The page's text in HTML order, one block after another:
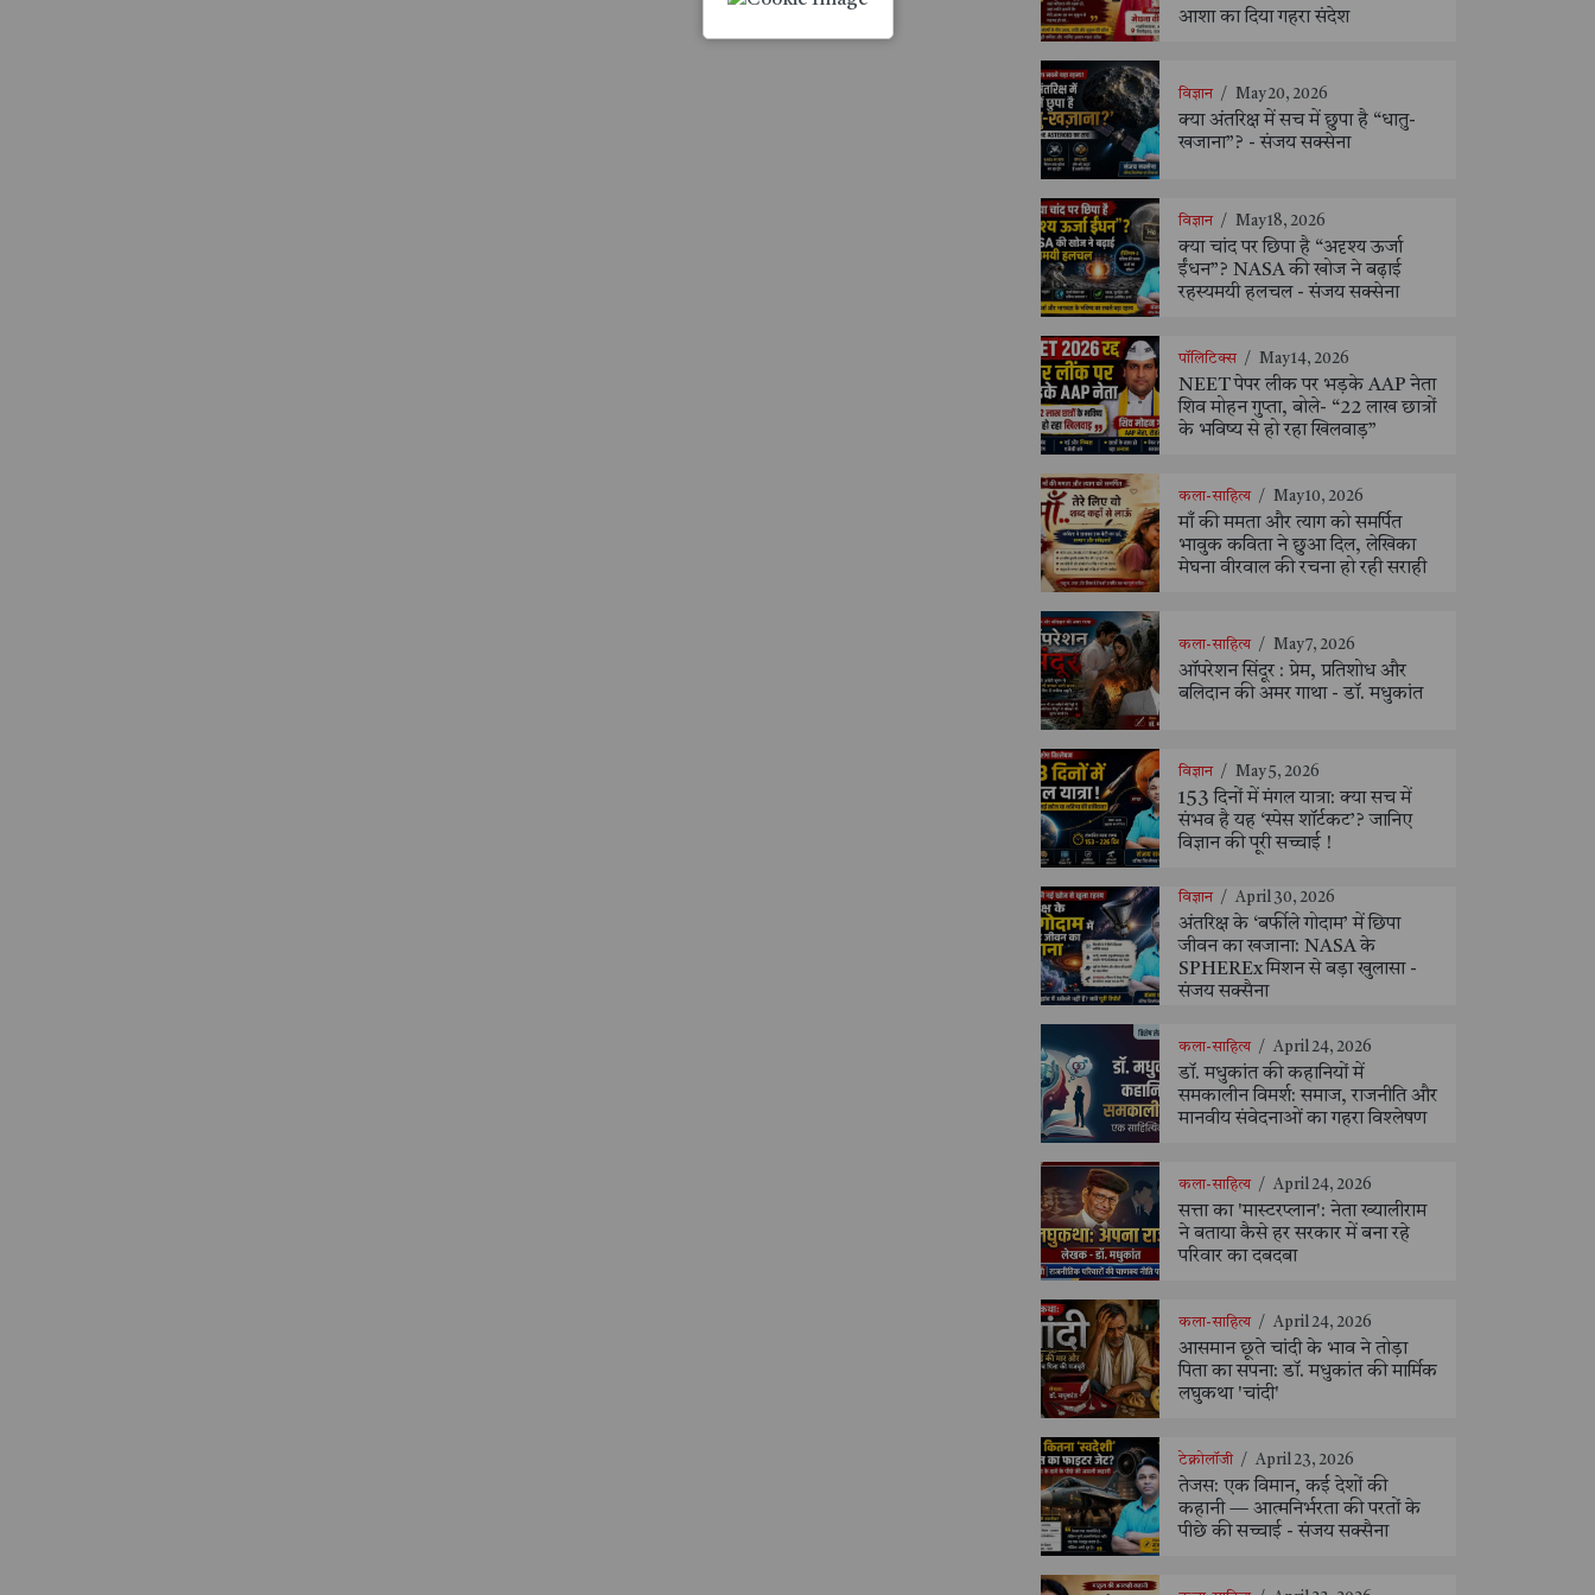
आशा का दिया गहरा संदेश
विज्ञान / May 20, 2026
क्या अंतरिक्ष में सच में छुपा है “धातु-
खजाना”? - संजय सक्सेना
विज्ञान / May 18, 2026
क्या चांद पर छिपा है “अदृश्य ऊर्जा
ईंधन”? NASA की खोज ने बढ़ाई
रहस्यमयी हलचल - संजय सक्सेना
पॉलिटिक्स / May 14, 2026
NEET पेपर लीक पर भड़के AAP नेता
शिव मोहन गुप्ता, बोले- “22 लाख छात्रों
के भविष्य से हो रहा खिलवाड़”
कला-साहित्य / May 10, 2026
माँ की ममता और त्याग को समर्पित
भावुक कविता ने छुआ दिल, लेखिका
मेघना वीरवाल की रचना हो रही सराही
कला-साहित्य / May 7, 2026
ऑपरेशन सिंदूर : प्रेम, प्रतिशोध और
बलिदान की अमर गाथा - डॉ. मधुकांत
विज्ञान / May 5, 2026
153 दिनों में मंगल यात्रा: क्या सच में
संभव है यह ‘स्पेस शॉर्टकट’? जानिए
विज्ञान की पूरी सच्चाई !
विज्ञान / April 30, 2026
अंतरिक्ष के ‘बर्फीले गोदाम’ में छिपा
जीवन का खजाना: NASA के
SPHEREx मिशन से बड़ा खुलासा -
संजय सक्सैना
कला-साहित्य / April 24, 2026
डॉ. मधुकांत की कहानियों में
समकालीन विमर्श: समाज, राजनीति और
मानवीय संवेदनाओं का गहरा विश्लेषण
कला-साहित्य / April 24, 2026
सत्ता का 'मास्टरप्लान': नेता ख्यालीराम
ने बताया कैसे हर सरकार में बना रहे
परिवार का दबदबा
कला-साहित्य / April 24, 2026
आसमान छूते चांदी के भाव ने तोड़ा
पिता का सपना: डॉ. मधुकांत की मार्मिक
लघुकथा 'चांदी'
टेक्नोलॉजी / April 23, 2026
तेजस: एक विमान, कई देशों की
कहानी — आत्मनिर्भरता की परतों के
पीछे की सच्चाई - संजय सक्सैना